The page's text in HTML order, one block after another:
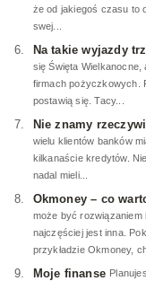
że od jakiegoś czasu to
swej...
Na takie wyjazdy
się Święta
firmach pożyczkowych.
postawią się. Tacy...
Nie znamy
wielu klientów banków
kilkanaście kredytów.
nadal mieli...
Okmoney – co
może być
najczęściej jest inna.
przykładzie Okmoney,
Moje finanse